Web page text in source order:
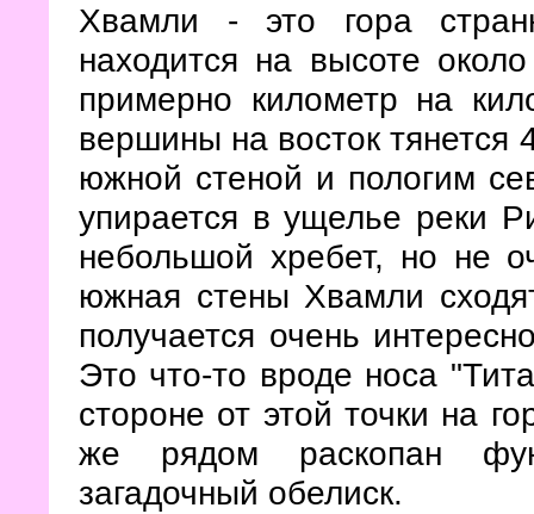
Хвамли - это гора
находится на высоте
примерно километр на
вершины на восток тянется
южной стеной и пологим
упирается в ущелье реки
небольшой хребет, но не
южная стены Хвамли
получается очень
Это что-то вроде носа
стороне от этой точки на
же рядом раскопан
загадочный обелиск.